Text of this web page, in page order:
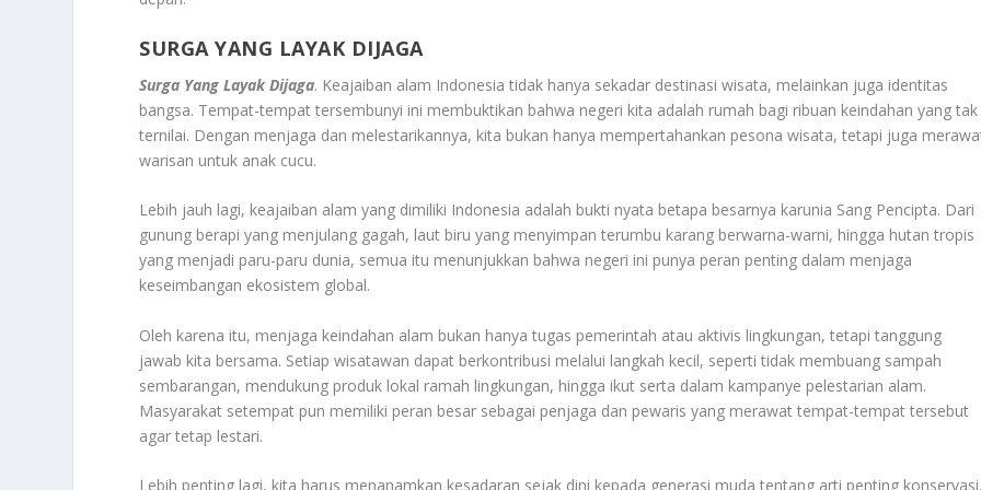
SURGA YANG LAYAK DIJAGA
Surga Yang Layak Dijaga. Keajaiban alam Indonesia tidak hanya sekadar destinasi wisata, melainkan juga identitas
bangsa. Tempat-tempat tersembunyi ini membuktikan bahwa negeri kita adalah rumah bagi ribuan keindahan yang tak
ternilai. Dengan menjaga dan melestarikannya, kita bukan hanya mempertahankan pesona wisata, tetapi juga
warisan untuk anak cucu.
Lebih jauh lagi, keajaiban alam yang dimiliki Indonesia adalah bukti nyata betapa besarnya karunia Sang Pencipta. Dari
gunung berapi yang menjulang gagah, laut biru yang menyimpan terumbu karang berwarna-warni, hingga hutan tropis
yang menjadi paru-paru dunia, semua itu menunjukkan bahwa negeri ini punya peran penting dalam menjaga
keseimbangan ekosistem global.
Oleh karena itu, menjaga keindahan alam bukan hanya tugas pemerintah atau aktivis lingkungan, tetapi tanggung
jawab kita bersama. Setiap wisatawan dapat berkontribusi melalui langkah kecil, seperti tidak membuang sampah
sembarangan, mendukung produk lokal ramah lingkungan, hingga ikut serta dalam kampanye pelestarian alam.
Masyarakat setempat pun memiliki peran besar sebagai penjaga dan pewaris yang merawat tempat-tempat tersebut
agar tetap lestari.
Lebih penting lagi, kita harus menanamkan kesadaran sejak dini kepada generasi muda tentang arti penting